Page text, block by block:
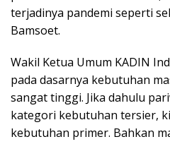
terjadinya pandemi seperti
Bamsoet.
Wakil Ketua Umum KADIN
pada dasarnya kebutuhan
sangat tinggi. Jika dahulu
kategori kebutuhan tersier,
kebutuhan primer. Bahkan